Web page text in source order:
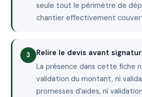
seule tout le périmètre de
chantier effectivement
Relire le devis avant
La présence dans cette fiche
validation du montant, ni
promesses d’aides, ni